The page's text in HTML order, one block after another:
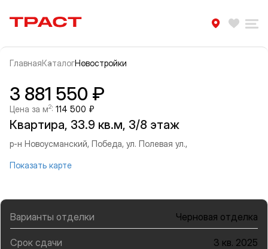
Траст | Служба недвижимости
ГлавнаяКаталогНовостройки
Информация об объекте
Галерея
3 881 550 ₽
Цена за м2: 114 500 ₽
Квартира, 33.9 кв.м, 3/8 этаж
р-н Новоусманский, Победа, ул. Полевая ул.,
Показать карте
Варианты отделки Черновая отделка
Срок сдачи 3 кв. 2025